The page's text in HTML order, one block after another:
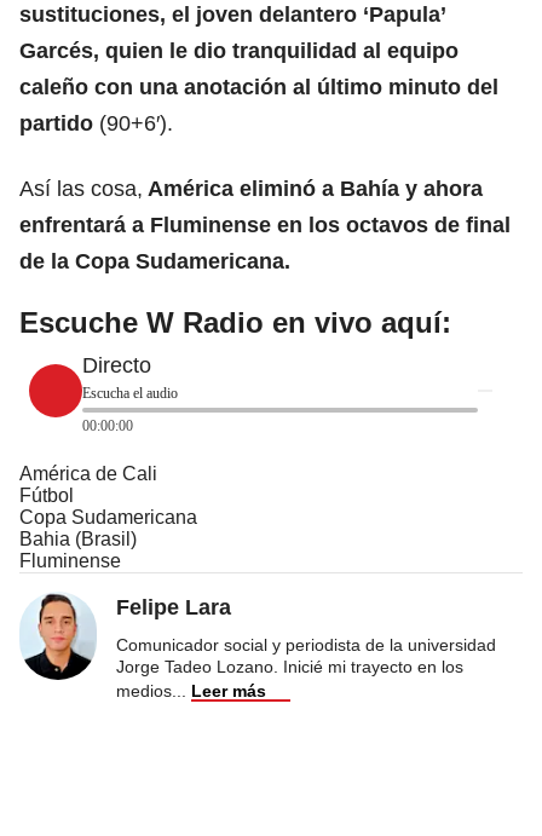
sustituciones, el joven delantero ‘Papula’
Garcés, quien le dio tranquilidad al equipo
caleño con una anotación al último minuto del
partido (90+6′).
Así las cosa, América eliminó a Bahía y ahora
enfrentará a Fluminense en los octavos de final
de la Copa Sudamericana.
Escuche W Radio en vivo aquí:
Directo
Escucha el audio
00:00:00
América de Cali
Fútbol
Copa Sudamericana
Bahia (Brasil)
Fluminense
Felipe Lara
Comunicador social y periodista de la universidad
Jorge Tadeo Lozano. Inicié mi trayecto en los
medios
Leer más